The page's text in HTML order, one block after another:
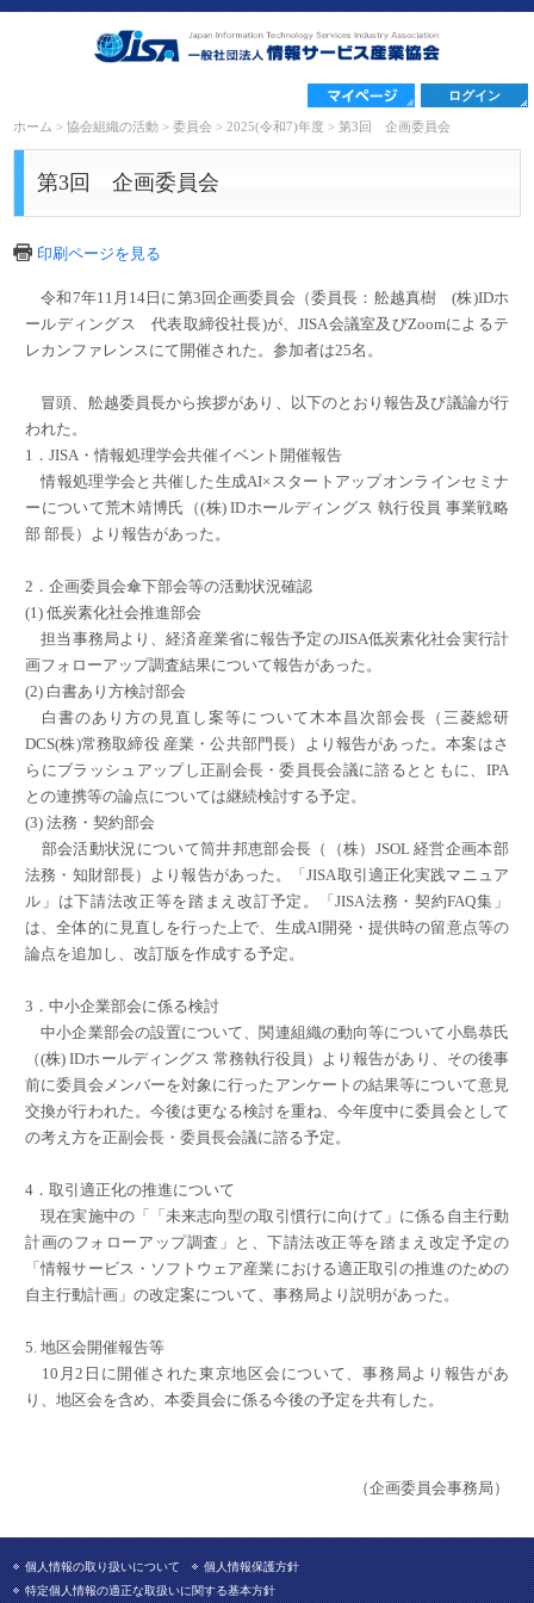
ログイン
ホーム >協会組織の活動 >委員会 >2025(令和7)年度 >第3回 企画委員会
第3回 企画委員会
印刷ページを見る
令和7年11月14日に第3回企画委員会（委員長：舩越真樹 (株)IDホ
ールディングス 代表取締役社長)が、JISA会議室及びZoomによるテ
レカンファレンスにて開催された。参加者は25名。
冒頭、舩越委員長から挨拶があり、以下のとおり報告及び議論が行
われた。
1．JISA・情報処理学会共催イベント開催報告
情報処理学会と共催した生成AI×スタートアップオンラインセミナ
ーについて荒木靖博氏（(株) IDホールディングス 執行役員 事業戦略
部 部長）より報告があった。
2．企画委員会傘下部会等の活動状況確認
(1) 低炭素化社会推進部会
担当事務局より、経済産業省に報告予定のJISA低炭素化社会実行計
画フォローアップ調査結果について報告があった。
(2) 白書あり方検討部会
白書のあり方の見直し案等について木本昌次部会長（三菱総研
DCS(株)常務取締役 産業・公共部門長）より報告があった。本案はさ
らにブラッシュアップし正副会長・委員長会議に諮るとともに、IPA
との連携等の論点については継続検討する予定。
(3) 法務・契約部会
部会活動状況について筒井邦恵部会長（（株）JSOL 経営企画本部
法務・知財部長）より報告があった。「JISA取引適正化実践マニュア
ル」は下請法改正等を踏まえ改訂予定。「JISA法務・契約FAQ集」
は、全体的に見直しを行った上で、生成AI開発・提供時の留意点等の
論点を追加し、改訂版を作成する予定。
3．中小企業部会に係る検討
中小企業部会の設置について、関連組織の動向等について小島恭氏
（(株) IDホールディングス 常務執行役員）より報告があり、その後事
前に委員会メンバーを対象に行ったアンケートの結果等について意見
交換が行われた。今後は更なる検討を重ね、今年度中に委員会として
の考え方を正副会長・委員長会議に諮る予定。
4．取引適正化の推進について
現在実施中の「「未来志向型の取引慣行に向けて」に係る自主行動
計画のフォローアップ調査」と、下請法改正等を踏まえ改定予定の
「情報サービス・ソフトウェア産業における適正取引の推進のための
自主行動計画」の改定案について、事務局より説明があった。
5. 地区会開催報告等
10月2日に開催された東京地区会について、事務局より報告があ
り、地区会を含め、本委員会に係る今後の予定を共有した。
（企画委員会事務局）
個人情報の取り扱いについて
個人情報保護方針
特定個人情報の適正な取扱いに関する基本方針